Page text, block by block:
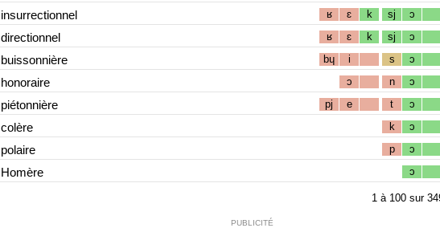
insurrectionnel ʁ ɛ k sj ɔ
directionnel ʁ ɛ k sj ɔ
buissonnière bɥ i s ɔ
honoraire ɔ n ɔ
piétonnière pj e t ɔ
colère k ɔ
polaire p ɔ
Homère ɔ
1 à 100 sur
PUBLICITÉ